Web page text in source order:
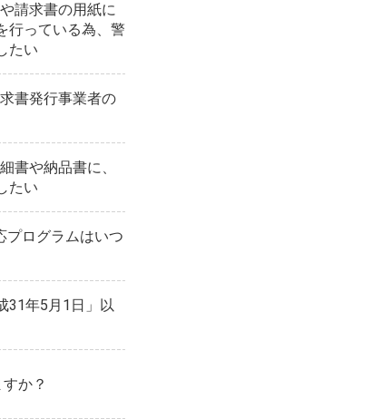
請求書の用紙に
行っている為、警
たい
書発行事業者の
書や納品書に、
たい
プログラムはいつ
31年5月1日」以
か？